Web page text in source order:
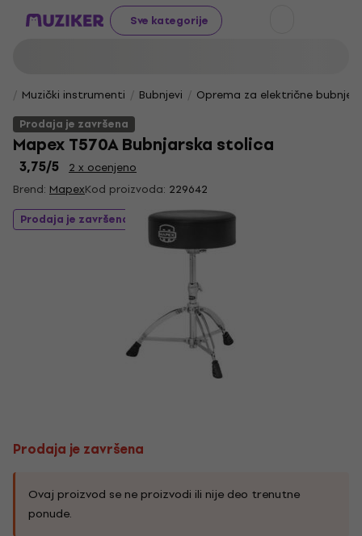
Sve kategorije
Muzički instrumenti Bubnjevi
Oprema za električne
Prodaja je završena
Mapex T570A Bubnjarska stolica
3,75/5
2 x ocenjeno
Brend: MapexKod proizvoda: 229642
Prodaja je završena
Prodaja je završena
Ovaj proizvod se ne proizvodi ili nije deo trenutne
ponude.